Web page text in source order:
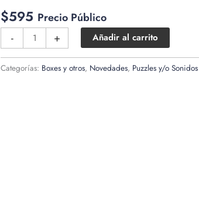
$595 Precio Público
-
estaciones
del
+ Añadir al carrito
Categorías: Boxes y otros, Novedades, Puzzles y/o Sonidos